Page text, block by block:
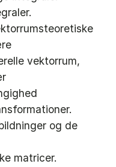
vektorrum,
og de
matricer.